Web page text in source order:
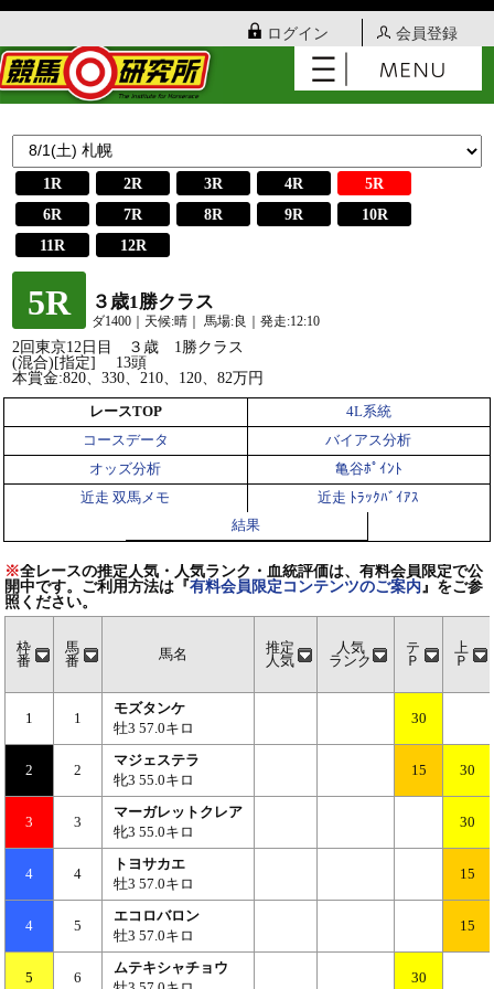
ログイン 会員登録
1R 2R 3R 4R
5R
6R
7R 8R 9R
10R
11R
12R
5R ３歳1勝クラス
ダ1400｜天候:晴｜ 馬場:良｜発走:12:10
2回東京12日目 ３歳 1勝クラス
(混合)[指定] 13頭
本賞金:820、330、210、120、82万円
レースTOP
4L系統
コースデータ
バイアス分析
オッズ分析
亀谷ﾎﾟｲﾝﾄ
近走 双馬メモ
近走 ﾄﾗｯｸﾊﾞｲｱｽ
結果
※全レースの推定人気・人気ランク・血統評価は、有料会員限定で公
開中です。ご利用方法は『有料会員限定コンテンツのご案内 』をご参
照ください。
枠
番
馬
番
馬名
推定
人気
人気
ランク
テ
Ｐ
上
Ｐ
1 1
モズタンケ
牡3 57.0キロ
30
2 2
マジェステラ
牝3 55.0キロ
15 30
3 3
マーガレットクレア
牝3 55.0キロ
30
4 4
トヨサカエ
牡3 57.0キロ
15
4 5
エコロバロン
牡3 57.0キロ
15
5 6
ムテキシャチョウ
30